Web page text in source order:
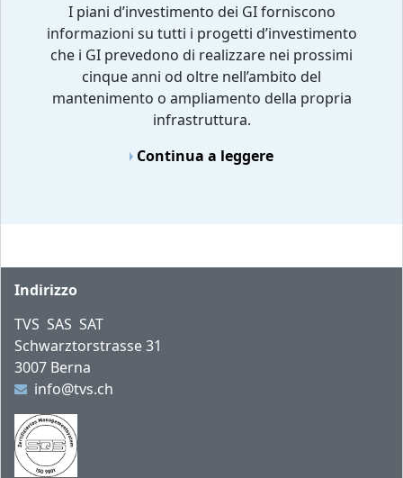
I piani d’investimento dei GI forniscono
informazioni su tutti i progetti d’investimento
che i GI prevedono di realizzare nei prossimi
cinque anni od oltre nell’ambito del
mantenimento o ampliamento della propria
infrastruttura.
Continua a leggere
Piè di pagina
Indirizzo
TVS SAS SAT
Schwarztorstrasse 31
3007 Berna
info@tvs.ch